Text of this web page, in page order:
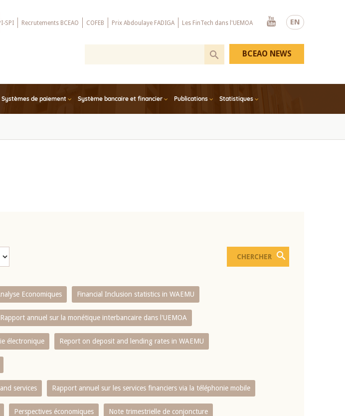
EN
SPI Recrutements BCEAO COFEB Prix Abdoulaye FADIGA Les FinTech dans l'UEMOA
Youtube
Systèmes de paiement Système bancaire et financier Publications Statistiques
BCEAO NEWS
Economiques Financial Inclusion statistics in WAEMU
Rapport annuel sur la monétique interbancaire dans l'UEMOA
électronique Report on deposit and lending rates in WAEMU
services Rapport annuel sur les services financiers via la téléphonie mobile
Perspectives économiques Note trimestrielle de conjoncture